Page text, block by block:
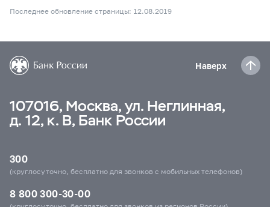
Последнее обновление страницы: 12.08.2019
Наверх
107016, Москва, ул. Неглинная,
д. 12, к. В, Банк России
300
(круглосуточно, бесплатно для звонков с мобильных телефонов)
8 800 300-30-00